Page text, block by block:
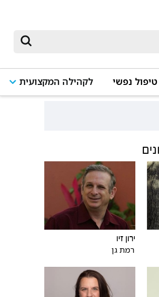
נפשי לקהילה המקצועית
ירון זיו
רמת גן